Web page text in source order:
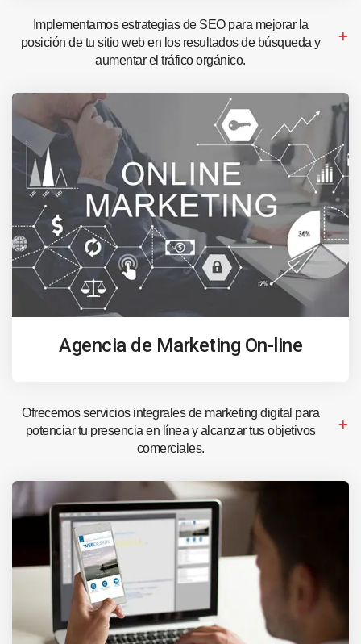
Implementamos estrategias de SEO para mejorar la
posición de tu sitio web en los resultados de búsqueda y
aumentar el tráfico orgánico.
Agencia de Marketing On-line
Ofrecemos servicios integrales de marketing digital para
potenciar tu presencia en línea y alcanzar tus objetivos
comerciales.